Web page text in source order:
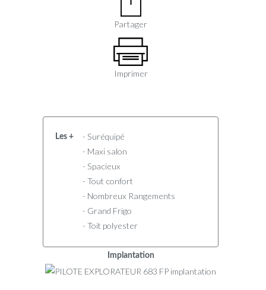
Partager
Imprimer
Les +
- Suréquipé
- Maxi salon
- Spacieux
- Tout confort
- Nombreux Rangements
- Grand Frigo
- Toit polyester
Implantation